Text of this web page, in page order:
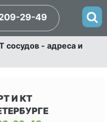
29-49
сосудов - адреса и
И КТ